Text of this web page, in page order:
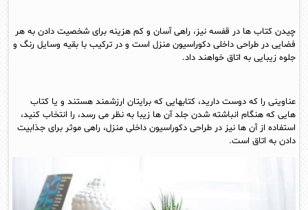
چیدن کتاب ها در قفسه نیز، راهی آسان و کم هزینه برای شخصیت دادن به هر
فضایی در طراحی داخلی دکوراسیون منزل است و در ترکیب با بقیه وسایل رنگ و
جلوه زیبایی به اتاق خواهند داد.
عناوینی را که دوست دارید، کتابهایی که برایتان ارزشمند هستند و یا کتاب
هایی که هنگام انباشته شدن جلد آن ها زیبا به نظر می رسد، را انتخاب کنید،
استفاده از آن ها نیز در طراحی دکوراسیون داخلی منزل، راهی موثر برای جذابیت
دادن به اتاق است.